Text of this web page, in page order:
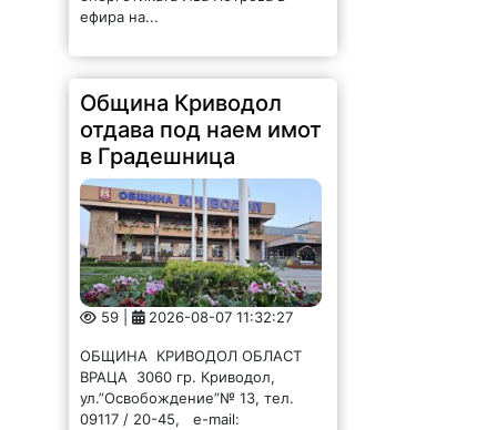
ефира на...
Община Криводол
отдава под наем имот
в Градешница
59 | 2026-08-07 11:32:27
ОБЩИНА КРИВОДОЛ ОБЛАСТ
ВРАЦА 3060 гр. Криводол,
ул.”Освобождение”№ 13, тел.
09117 / 20-45, e-mail: